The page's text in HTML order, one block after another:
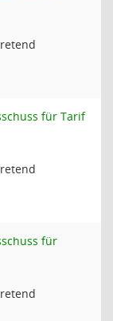
für Tarif
für